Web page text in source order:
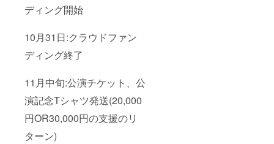
ディング開始
10月31日:クラウドファン
ディング終了
11月中旬:公演チケット、公
演記念Tシャツ発送(20,000
円OR30,000円の支援のリ
ターン)